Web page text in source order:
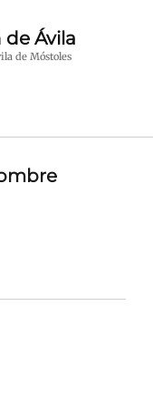
de Ávila
de Móstoles